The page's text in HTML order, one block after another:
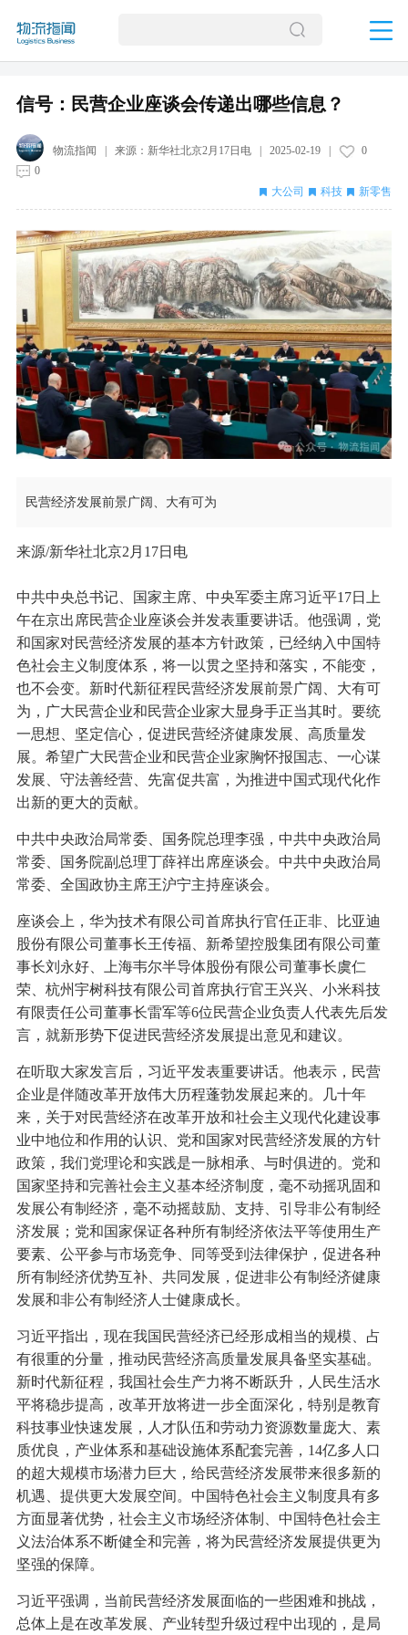
信号：民营企业座谈会传递出哪些信息？
物流指闻 | 来源： 新华社北京2月17日电| 2025-02-19|
0
0
大公司
科技 新零售
民营经济发展前景广阔、大有可为
来源/新华社北京2月17日电
中共中央总书记、国家主席、中央军委主席习近平17日上
午在京出席民营企业座谈会并发表重要讲话。他强调，党
和国家对民营经济发展的基本方针政策，已经纳入中国特
色社会主义制度体系，将一以贯之坚持和落实，不能变，
也不会变。新时代新征程民营经济发展前景广阔、大有可
为，广大民营企业和民营企业家大显身手正当其时。要统
一思想、坚定信心，促进民营经济健康发展、高质量发
展。希望广大民营企业和民营企业家胸怀报国志、一心谋
发展、守法善经营、先富促共富，为推进中国式现代化作
出新的更大的贡献。
中共中央政治局常委、国务院总理李强，中共中央政治局
常委、国务院副总理丁薛祥出席座谈会。中共中央政治局
常委、全国政协主席王沪宁主持座谈会。
座谈会上，华为技术有限公司首席执行官任正非、比亚迪
股份有限公司董事长王传福、新希望控股集团有限公司董
事长刘永好、上海韦尔半导体股份有限公司董事长虞仁
荣、杭州宇树科技有限公司首席执行官王兴兴、小米科技
有限责任公司董事长雷军等6位民营企业负责人代表先后发
言，就新形势下促进民营经济发展提出意见和建议。
在听取大家发言后，习近平发表重要讲话。他表示，民营
企业是伴随改革开放伟大历程蓬勃发展起来的。几十年
来，关于对民营经济在改革开放和社会主义现代化建设事
业中地位和作用的认识、党和国家对民营经济发展的方针
政策，我们党理论和实践是一脉相承、与时俱进的。党和
国家坚持和完善社会主义基本经济制度，毫不动摇巩固和
发展公有制经济，毫不动摇鼓励、支持、引导非公有制经
济发展；党和国家保证各种所有制经济依法平等使用生产
要素、公平参与市场竞争、同等受到法律保护，促进各种
所有制经济优势互补、共同发展，促进非公有制经济健康
发展和非公有制经济人士健康成长。
习近平指出，现在我国民营经济已经形成相当的规模、占
有很重的分量，推动民营经济高质量发展具备坚实基础。
新时代新征程，我国社会生产力将不断跃升，人民生活水
平将稳步提高，改革开放将进一步全面深化，特别是教育
科技事业快速发展，人才队伍和劳动力资源数量庞大、素
质优良，产业体系和基础设施体系配套完善，14亿多人口
的超大规模市场潜力巨大，给民营经济发展带来很多新的
机遇、提供更大发展空间。中国特色社会主义制度具有多
方面显著优势，社会主义市场经济体制、中国特色社会主
义法治体系不断健全和完善，将为民营经济发展提供更为
坚强的保障。
习近平强调，当前民营经济发展面临的一些困难和挑战，
总体上是在改革发展、产业转型升级过程中出现的，是局